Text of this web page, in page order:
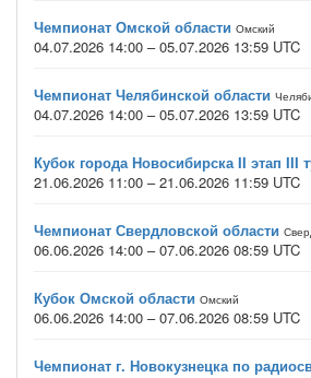
Чемпионат Омской области Омский
04.07.2026 14:00 – 05.07.2026 13:59 UTC
Чемпионат Челябинской области
04.07.2026 14:00 – 05.07.2026 13:59 UTC
Кубок города Новосибирска II этап III
21.06.2026 11:00 – 21.06.2026 11:59 UTC
Чемпионат Свердловской области
06.06.2026 14:00 – 07.06.2026 08:59 UTC
Кубок Омской области Омский
06.06.2026 14:00 – 07.06.2026 08:59 UTC
Чемпионат г. Новокузнецка по